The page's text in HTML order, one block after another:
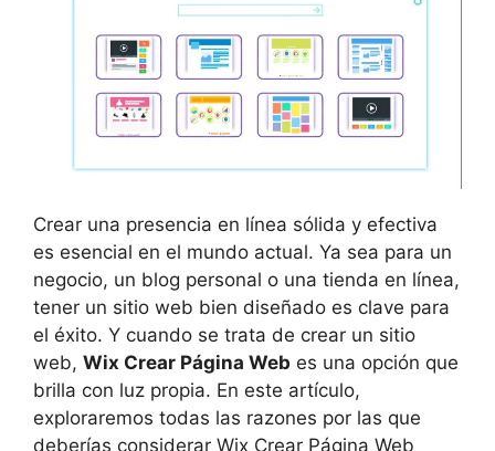
Crear una presencia en línea sólida y efectiva
es esencial en el mundo actual. Ya sea para un
negocio, un blog personal o una tienda en línea,
tener un sitio web bien diseñado es clave para
el éxito. Y cuando se trata de crear un sitio
web, Wix Crear Página Web es una opción que
brilla con luz propia. En este artículo,
exploraremos todas las razones por las que
deberías considerar Wix Crear Página Web